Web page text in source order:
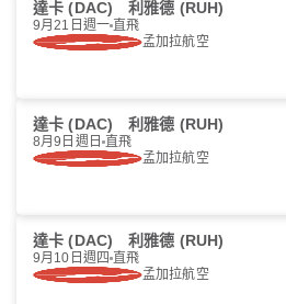
達卡 (DAC) 利雅德 (RUH)
9月21日週一 直飛
孟加拉航空
達卡 (DAC) 利雅德 (RUH)
8月9日週日 直飛
孟加拉航空
達卡 (DAC) 利雅德 (RUH)
9月10日週四 直飛
孟加拉航空